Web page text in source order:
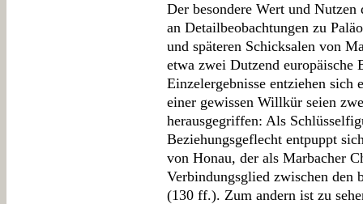
Der besondere Wert und
an Detailbeobachtungen zu
und späteren Schicksalen von
etwa zwei Dutzend
Einzelergebnisse entziehen sich
einer gewissen Willkür seien
herausgegriffen: Als
Beziehungsgeflecht entpuppt
von Honau, der als Marbacher
Verbindungsglied zwischen
(130 ff.). Zum andern ist zu